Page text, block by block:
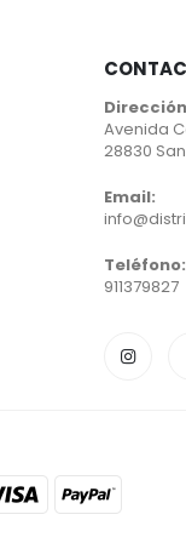
Avenida
28830
Email:
Teléfono:
911379827